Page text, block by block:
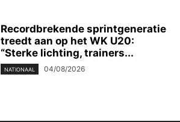
Recordbrekende sprintgeneratie
treedt aan op het WK U20:
“Sterke lichting, trainers...
NATIONAAL 04/08/2026